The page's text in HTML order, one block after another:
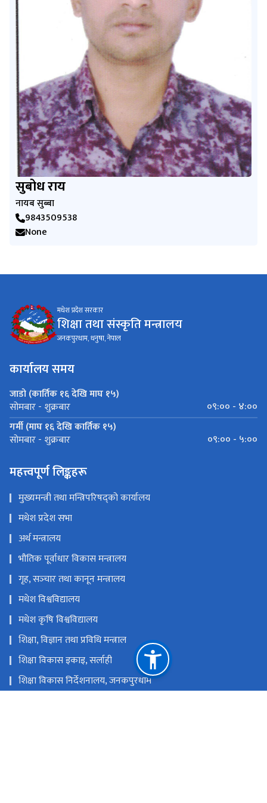
सुबोध राय
नायब सुब्बा
9843509538
None
मधेश प्रदेश सरकार
शिक्षा तथा संस्कृति मन्त्रालय
जनकपुरधाम, धनुषा, नेपाल
कार्यालय समय
जाडो (कार्तिक १६ देखि माघ १५)
सोमबार - शुक्रबार
०९:०० - ४:००
गर्मी (माघ १६ देखि कार्तिक १५)
सोमबार - शुक्रबार ०९:०० - ५:००
महत्त्वपूर्ण लिङ्कहरू
मुख्यमन्त्री तथा मन्त्रिपरिषद्को कार्यालय
मधेश प्रदेश सभा
अर्थ मन्त्रालय
भौतिक पूर्वाधार विकास मन्त्रालय
गृह, सञ्‍चार तथा कानून मन्त्रालय
मधेश विश्वविद्यालय
मधेश कृषि विश्वविद्यालय
शिक्षा, विज्ञान तथा प्रविधि मन्त्राल
शिक्षा विकास इकाइ, सर्लाही
शिक्षा विकास निर्देशनालय, जनकपुरधाम